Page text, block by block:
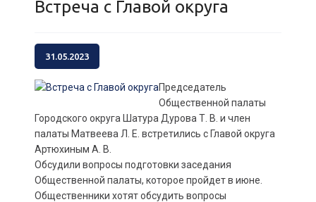
Встреча с Главой округа
31.05.2023
Председатель
Общественной палаты
Городского округа Шатура Дурова Т. В. и член
палаты Матвеева Л. Е. встретились с Главой округа
Артюхиным А. В.
Обсудили вопросы подготовки заседания
Общественной палаты, которое пройдет в июне.
Общественники хотят обсудить вопросы